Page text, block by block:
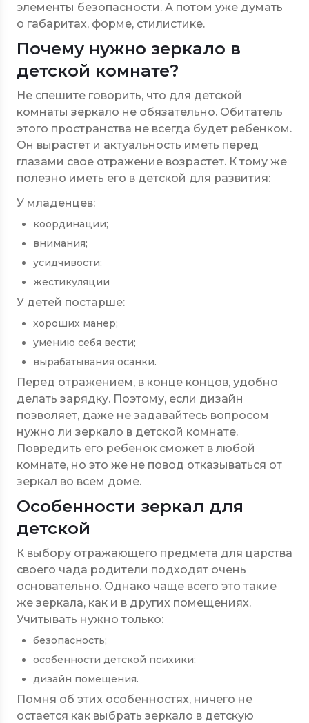
элементы безопасности. А потом уже думать
о габаритах, форме, стилистике.
Почему нужно зеркало в
детской комнате?
Не спешите говорить, что для детской
комнаты зеркало не обязательно. Обитатель
этого пространства не всегда будет ребенком.
Он вырастет и актуальность иметь перед
глазами свое отражение возрастет. К тому же
полезно иметь его в детской для развития:
У младенцев:
координации;
внимания;
усидчивости;
жестикуляции
У детей постарше:
хороших манер;
умению себя вести;
вырабатывания осанки.
Перед отражением, в конце концов, удобно
делать зарядку. Поэтому, если дизайн
позволяет, даже не задавайтесь вопросом
нужно ли зеркало в детской комнате.
Повредить его ребенок сможет в любой
комнате, но это же не повод отказываться от
зеркал во всем доме.
Особенности зеркал для
детской
К выбору отражающего предмета для царства
своего чада родители подходят очень
основательно. Однако чаще всего это такие
же зеркала, как и в других помещениях.
Учитывать нужно только:
безопасность;
особенности детской психики;
дизайн помещения.
Помня об этих особенностях, ничего не
остается как выбрать зеркало в детскую